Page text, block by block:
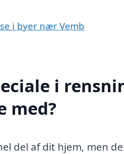
i byer nær Vemb
i
med?
del af dit hjem, men